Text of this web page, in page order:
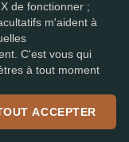
(EUTM n° 018407164).
de fonctionner ;
m'aident à
C'est vous qui
à tout moment
ACCEPTER